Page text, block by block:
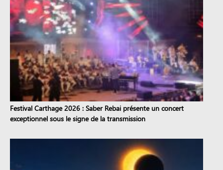
Festival Carthage 2026 : Saber Rebai présente un concert
exceptionnel sous le signe de la transmission